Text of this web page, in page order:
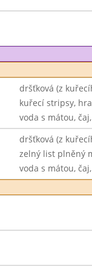
dršťková (z
kuřecí stripsy,
voda s mátou,
dršťková (z
zelný list plněný
voda s mátou,